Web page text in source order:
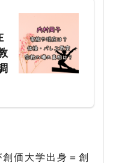
価大学出身＝創